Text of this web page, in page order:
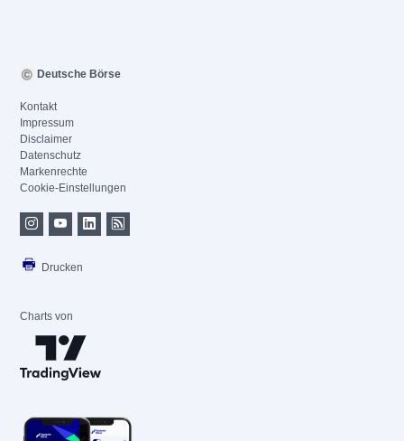
Deutsche Börse
Kontakt
Impressum
Disclaimer
Datenschutz
Markenrechte
Cookie-Einstellungen
Drucken
Charts von